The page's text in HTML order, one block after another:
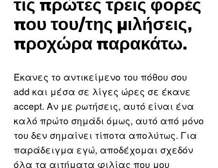
τις πρώτες τρεις φορές
που του/της μιλήσεις,
προχώρα παρακάτω.
Έκανες το αντικείμενο του πόθου σου
add και μέσα σε λίγες ώρες σε έκανε
accept. Aν με ρωτήσεις, αυτό είναι ένα
καλό πρώτο σημάδι όμως, αυτό από μόνο
του δεν σημαίνει τίποτα απολύτως. Για
παράδειγμα εγώ, αποδέχομαι σχεδόν
όλα τα αιτήματα φιλίας που μου